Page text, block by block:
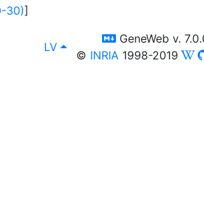
30)]
lang
LV, Jūs variet apskatīt datu
switch to
GeneWeb v.
© INRIA 1998-2019